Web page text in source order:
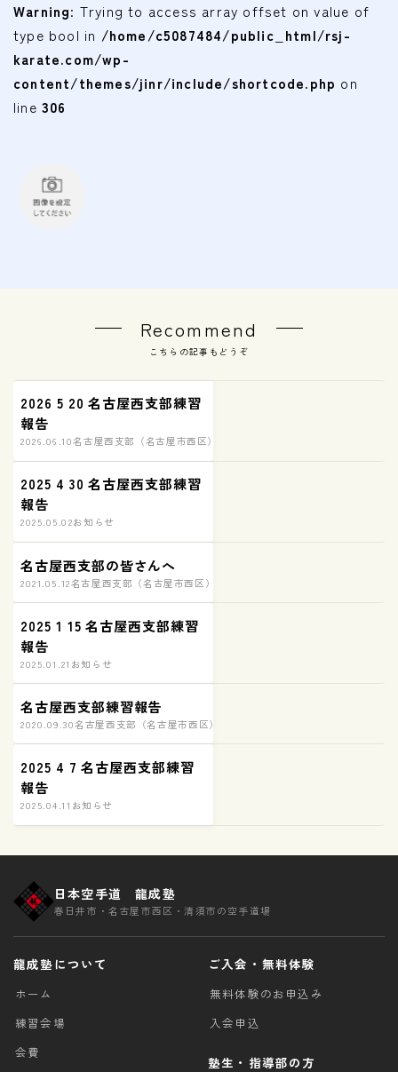
Warning: Trying to access array offset on value of
type bool in /home/c5087484/public_html/rsj-
karate.com/wp-
content/themes/jinr/include/shortcode.php on
line 306
Recommend
こちらの記事もどうぞ
2026 5 20 名古屋西支部練習
報告
2026.06.10名古屋西支部（名古屋市西区）練習の様子
2025 4 30 名古屋西支部練習
報告
2025.05.02お知らせ
名古屋西支部の皆さんへ
2021.05.12名古屋西支部（名古屋市西区）練習の様子
2025 1 15 名古屋西支部練習
報告
2025.01.21 お知らせ
名古屋西支部練習報告
2020.09.30名古屋西支部（名古屋市西区）練習の様子
2025 4 7 名古屋西支部練習
報告
2025.04.11 お知らせ
日本空手道 龍成塾
春日井市・名古屋市西区・清須市の空手道場
龍成塾について
ホーム
練習会場
会費
ご入会・無料体験
無料体験のお申込み
入会申込
塾生・指導部の方